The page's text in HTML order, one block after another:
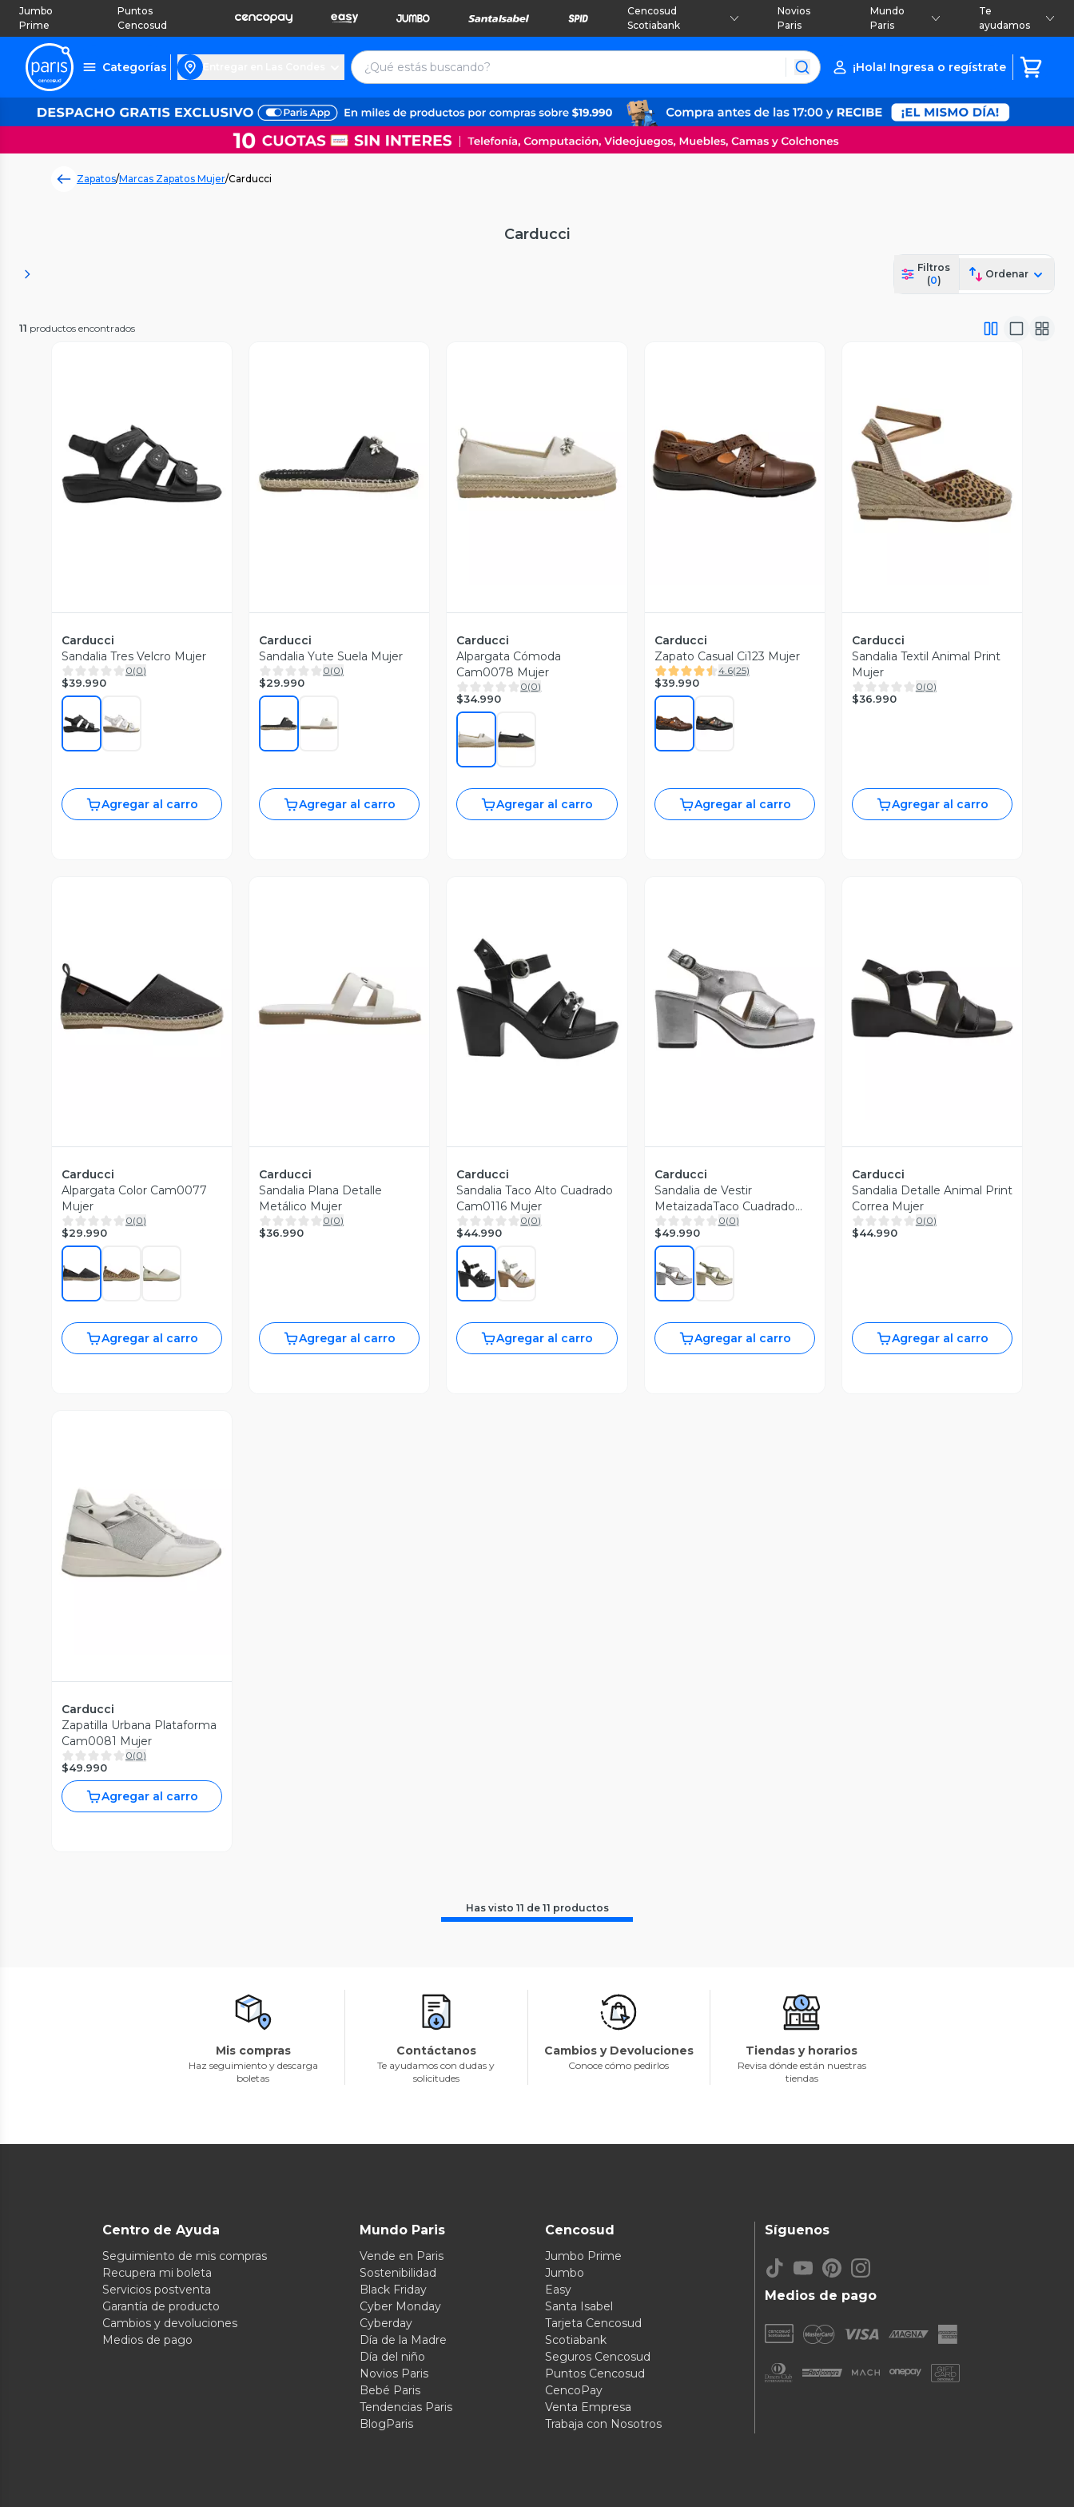
Jumbo
Prime
Puntos
Cencosud
Cencosud
Scotiabank
Novios
Paris
Mundo
Paris
Te
ayudamos
Categorías ¡Hola! Ingresa o regístrate
Zapatos/Marcas Zapatos Mujer/Carducci
Carducci
Filtros
(0)
Ordenar
11 productos encontrados
Vista Previa
Carducci
Sandalia Tres Velcro Mujer
0(0)
$39.990
Agregar al carro
Vista Previa
Carducci
Sandalia Yute Suela Mujer
0(0)
$29.990
Agregar al carro
Vista Previa
Carducci
Alpargata Cómoda
Cam0078 Mujer
0(0)
$34.990
Agregar al carro
Vista Previa
Carducci
Zapato Casual Ci123 Mujer
4.6(25)
$39.990
Agregar al carro
Vista Previa
Carducci
Sandalia Textil Animal Print
Mujer
0(0)
$36.990
Agregar al carro
Vista Previa
Carducci
Alpargata Color Cam0077
Mujer
0(0)
$29.990
Agregar al carro
Vista Previa
Carducci
Sandalia Plana Detalle
Metálico Mujer
0(0)
$36.990
Agregar al carro
Vista Previa
Carducci
Sandalia Taco Alto Cuadrado
Cam0116 Mujer
0(0)
$44.990
Agregar al carro
Vista Previa
Carducci
Sandalia de Vestir
MetaizadaTaco Cuadrado
Cam0012 Mujer
0(0)
$49.990
Agregar al carro
Vista Previa
Carducci
Sandalia Detalle Animal Print
Correa Mujer
0(0)
$44.990
Agregar al carro
Vista Previa
Carducci
Zapatilla Urbana Plataforma
Cam0081 Mujer
0(0)
$49.990
Agregar al carro
Has visto 11 de 11 productos
Mis compras
Haz seguimiento y descarga
boletas
Contáctanos
Te ayudamos con dudas y
solicitudes
Cambios y Devoluciones
Conoce cómo pedirlos
Tiendas y horarios
Revisa dónde están nuestras
tiendas
Centro de Ayuda
Seguimiento de mis compras
Recupera mi boleta
Servicios postventa
Garantía de producto
Cambios y devoluciones
Medios de pago
Mundo Paris
Vende en Paris
Sostenibilidad
Black Friday
Cyber Monday
Cyberday
Día de la Madre
Día del niño
Novios Paris
Bebé Paris
Tendencias Paris
BlogParis
Cencosud
Jumbo Prime
Jumbo
Easy
Santa Isabel
Tarjeta Cencosud
Scotiabank
Seguros Cencosud
Puntos Cencosud
CencoPay
Venta Empresa
Trabaja con Nosotros
Medios de pago
Síguenos